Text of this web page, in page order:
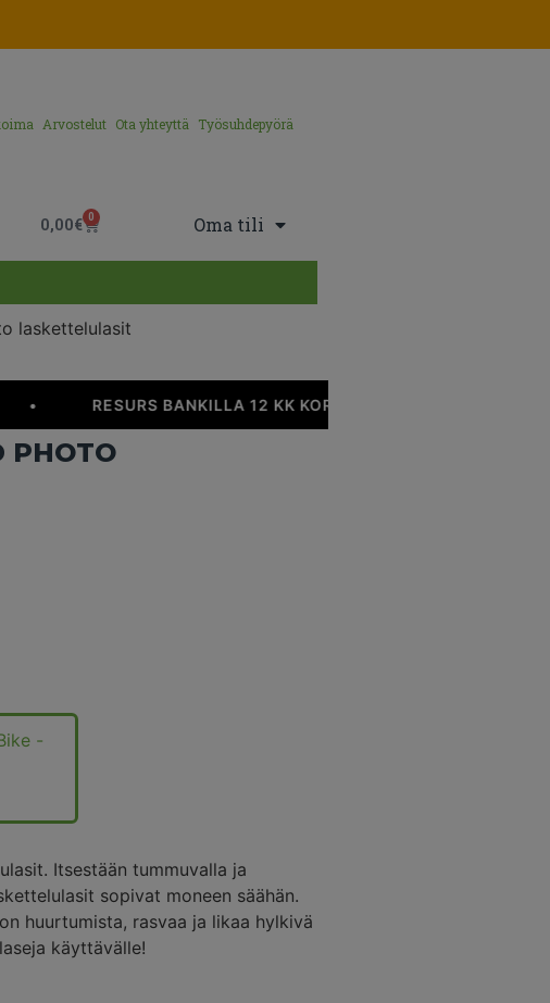
Arvostelut Ota yhteyttä Työsuhdepyörä
0,00€ 0 Oma tili
laskettelulasit
RESURS BANKILLA 12 KK KOROTONTA MAKSUAIKAA
PHOTO
-
Itsestään tummuvalla ja
sopivat moneen säähän.
huurtumista, rasvaa ja likaa hylkivä
käyttävälle!